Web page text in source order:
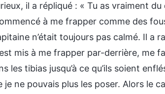
il a répliqué : « Tu as vraiment
à me frapper comme des
n’était toujours pas calmé. Il a
mis à me frapper par-derrière, me
les tibias jusqu’à ce qu’ils soient
ne pouvais plus les poser. Alors le